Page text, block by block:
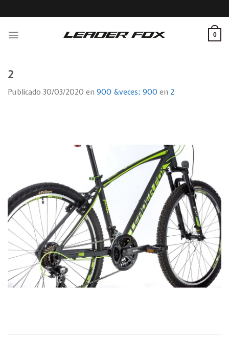
to
0
2
Publicado 30/03/2020 en 900 &veces; 900 en 2